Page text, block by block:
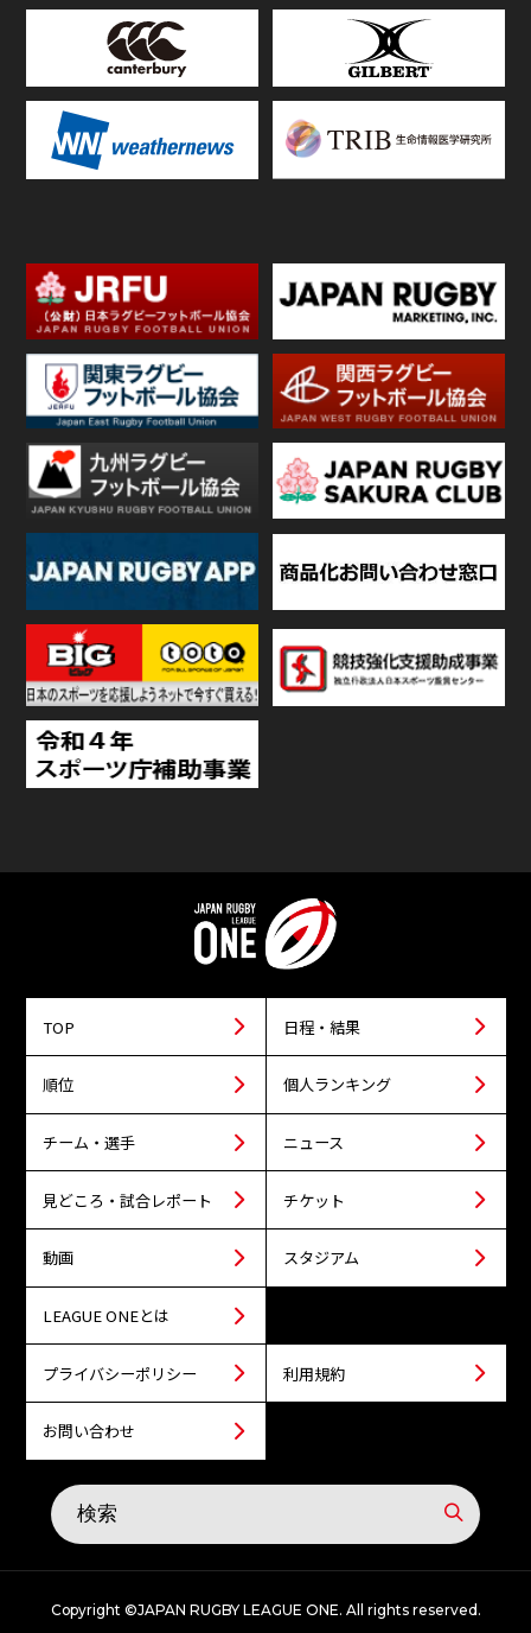
TOP 日程・結果
順位 個人ランキング
チーム・選手 ニュース
見どころ・試合レポート チケット
動画 スタジアム
LEAGUE ONEとは
プライバシーポリシー 利用規約
お問い合わせ
Copyright ©JAPAN RUGBY LEAGUE ONE. All rights reserved.